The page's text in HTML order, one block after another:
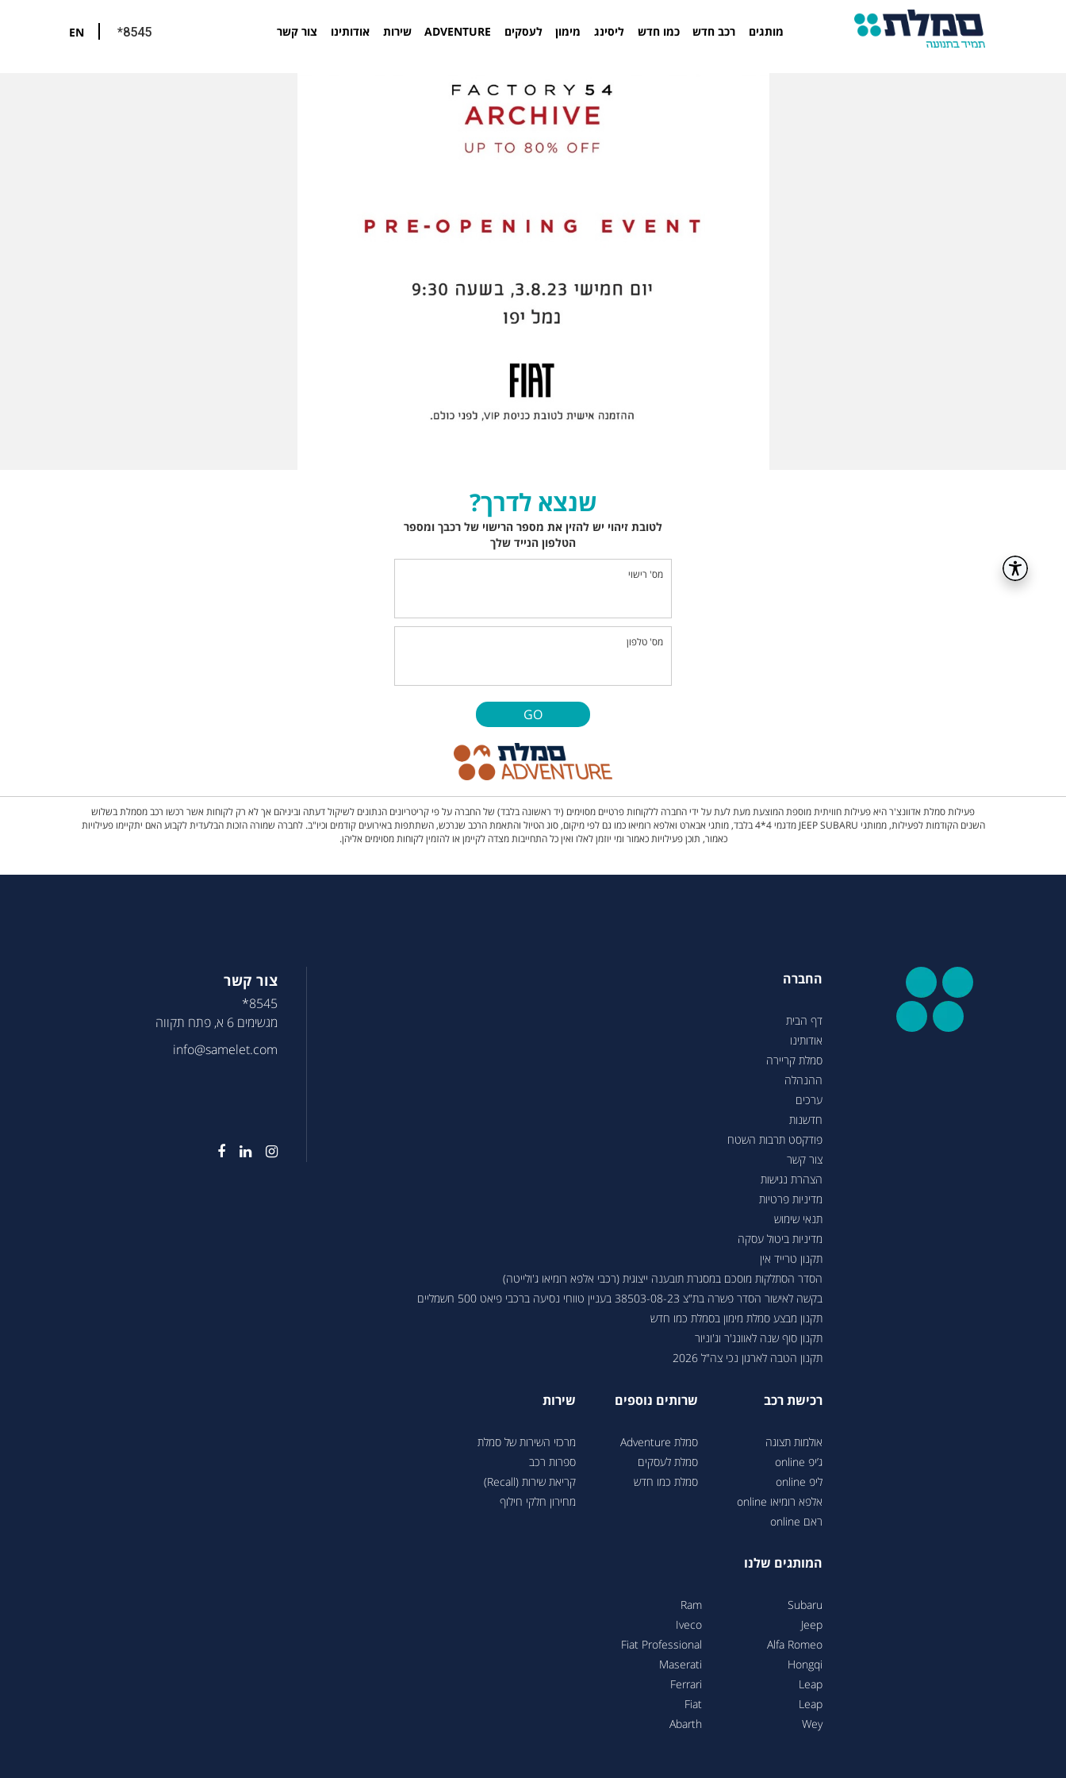
מותגים רכב חדש כמו חדש ליסינג מימון לעסקים ADVENTURE שירות אודותינו צור קשר *8545
EN
שנצא לדרך?
לטובת זיהוי יש להזין את מספר הרישוי של רכבך ומספר
הטלפון הנייד שלך
מס' רישוי
מס' טלפון
GO
פעילות סמלת אדוונצ'ר היא פעילות חוויתית מוספת המוצעת מעת לעת על ידי החברה ללקוחות פרטיים מסוימים (יד ראשונה בלבד) של החברה על פי קריטריונים הנתונים לשיקול דעתה וביניהם אך לא רק לקוחות אשר רכשו רכב מסמלת בשלוש
השנים הקודמות לפעילות, ממותגי JEEP SUBARU מדגמי 4*4 בלבד, מותגי אבארט ואלפא רומיאו כמו גם לפי מיקום, סוג הטיול והתאמת הרכב שנרכש, השתתפות באירועים קודמים וכיו"ב. לחברה שמורה הזכות הבלעדית לקבוע האם יתקיימו פעילויות
כאמור, תוכן פעילויות כאמור ומי יוזמן לאלו ואין כל התחייבות מצדה לקיימן או להזמין לקוחות מסוימים אליהן.
החברה
דף הבית
אודותינו
סמלת קריירה
ההנהלה
ערכים
חדשנות
פודקסט תרבות השטח
צור קשר
הצהרת נגישות
מדיניות פרטיות
תנאי שימוש
מדיניות ביטול עסקה
תקנון טרייד אין
הסדר הסתלקות מוסכם במסגרת תובענה ייצוגית (רכבי אלפא רומיאו ג'ולייטה)
בקשה לאישור הסדר פשרה בת"צ 38503-08-23 בעניין טווחי נסיעה ברכבי פיאט 500 חשמליים
תקנון מבצע סמלת מימון בסמלת כמו חדש
תקנון סוף שנה לאוונג'ר וג'וניור
תקנון הטבה לארגון נכי צה"ל 2026
רכישת רכב
אולמות תצוגה
ג’יפ online
ליפ online
אלפא רומיאו online
ראם online
שרותים נוספים
סמלת Adventure
סמלת לעסקים
סמלת כמו חדש
שירות
מרכזי השירות של סמלת
ספרות רכב
קריאת שירות (Recall)
מחירון חלקי חילוף
המותגים שלנו
Subaru
Jeep
Alfa Romeo
Hongqi
Leap
Leap
Wey
Ram
Iveco
Fiat Professional
Maserati
Ferrari
Fiat
Abarth
צור קשר
8545*
מגשימים 6 א, פתח תקווה
info@samelet.com